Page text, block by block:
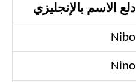
دلع الاسم بالإنجليزي
Nibo
Nino